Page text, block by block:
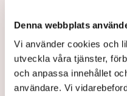
Denna webbplats
Vi använder cookies och
utveckla våra tjänster,
och anpassa innehållet
användare. Vi
vad jag gör”
Närmare tusen krogar
gångna året, rapporterar